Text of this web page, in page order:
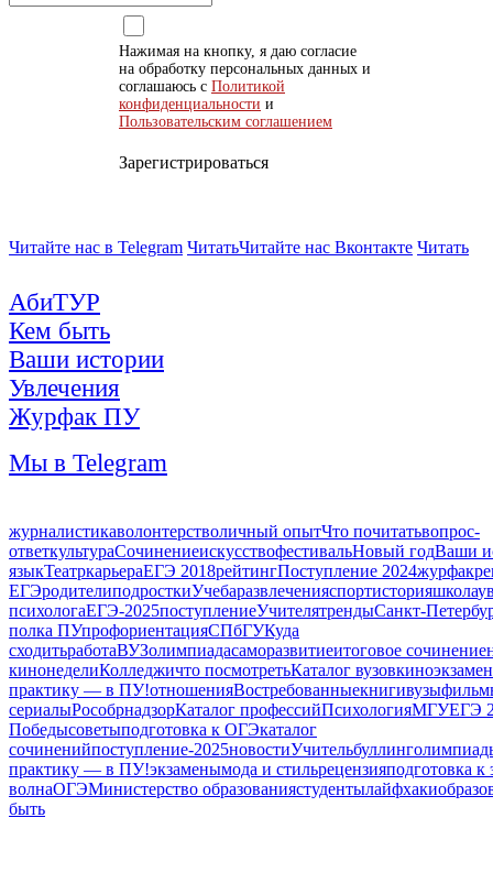
Нажимая на кнопку, я даю согласие
на обработку персональных данных и
соглашаюсь с Политикой
конфиденциальности и
Пользовательским соглашением
Зарегистрироваться
Читайте нас в Telegram ЧитатьЧитайте нас Вконтакте Читать
АбиТУР
Кем быть
Ваши истории
Увлечения
Журфак ПУ
Мы в Telegram
журналистикаволонтерстволичный опытЧто почитатьвопрос-
ответкультураСочинениеискусствофестивальНовый годВаши
языкТеатркарьераЕГЭ 2018рейтингПоступление 2024журфак
ЕГЭродителиподросткиУчебаразвлеченияспортисторияшкола
психологаЕГЭ-2025поступлениеУчителятрендыСанкт-
полка ПУпрофориентацияСПбГУКуда
сходитьработаВУЗолимпиадасаморазвитиеитоговое сочинение
кинонеделиКолледжичто посмотретьКаталог вузовкиноэкзамен
практику — в ПУ!отношенияВостребованныекнигивузы
сериалыРособрнадзорКаталог профессийПсихологияМГУЕГЭ
Победысоветыподготовка к ОГЭкаталог
сочиненийпоступление-2025новостиУчительбуллинг
практику — в ПУ!экзаменымода и стильрецензияподготовка к
волнаОГЭМинистерство образованиястудентылайфхаки
быть